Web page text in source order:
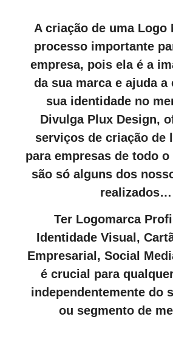
A criação de uma Logo
processo importante
empresa, pois ela é a
da sua marca e ajuda a
sua identidade no
Divulga Plux Design,
serviços de criação de
para empresas de todo
são só alguns dos
realizados…
Ter Logomarca
Identidade Visual,
Empresarial, Social
é crucial para
independentemente do
ou segmento de